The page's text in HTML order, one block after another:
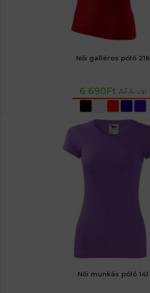
Női galléros póló 216
6 690Ft ÁFA-val
OPCIÓK VÁLASZTÁSA
Női munkás póló 141